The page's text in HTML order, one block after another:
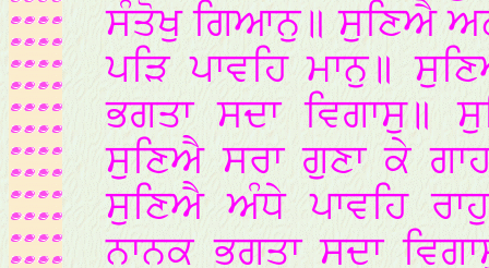
ਸੰਤੋਖੁ ਗਿਆਨੁ॥ ਸੁਣਿਐ
ਪੜਿ ਪਾਵਹਿ ਮਾਨੁ॥
ਭਗਤਾ ਸਦਾ ਵਿਗਾਸੁ॥
ਸੁਣਿਐ ਸਰਾ ਗੁਣਾ ਕੇ
ਸੁਣਿਐ ਅੰਧੇ ਪਾਵਹਿ
ਨਾਨਕ ਭਗਤਾ ਸਦਾ